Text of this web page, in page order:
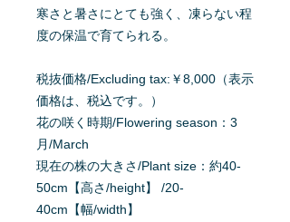
寒さと暑さにとても強く、凍らない程
度の保温で育てられる。
税抜価格/Excluding tax:￥8,000（表示
価格は、税込です。）
花の咲く時期/Flowering season：3
月/March
現在の株の大きさ/Plant size：約40-
50cm【高さ/height】 /20-
40cm【幅/width】